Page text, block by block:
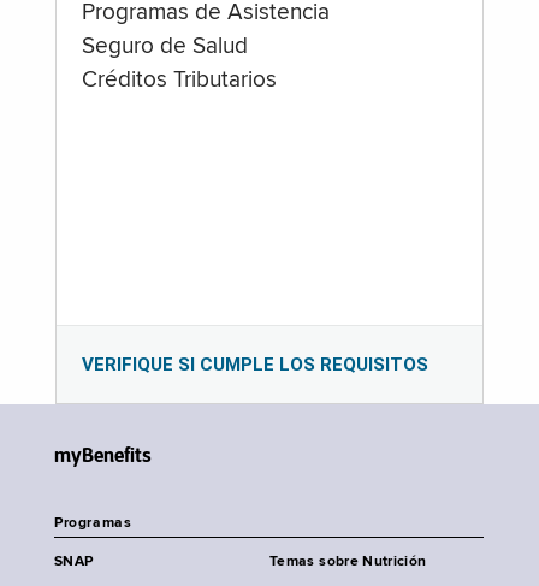
Programas de Asistencia
Seguro de Salud
Créditos Tributarios
VERIFIQUE SI CUMPLE LOS REQUISITOS
myBenefits
Programas
SNAP Temas sobre Nutrición